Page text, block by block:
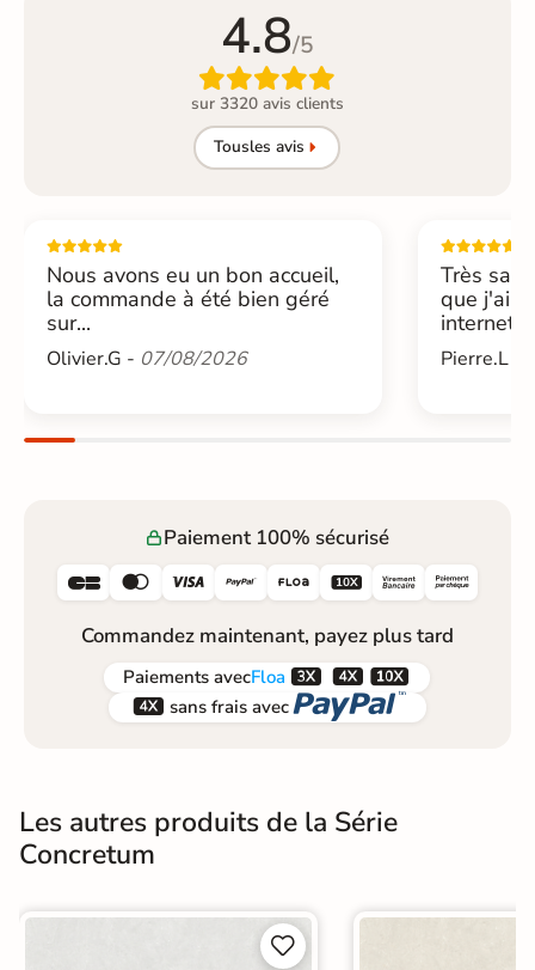
4.8/5

sur 3320 avis clients
Tousles avis
Nous avons eu un bon accueil,
la commande à été bien géré
sur...
Olivier.G - 07/08/2026
Très
que j'ai
internet....
Pierre.L -
Paiement 100% sécurisé
     
Commandez maintenant, payez plus tard
Paiements avecFloa  
 sans frais avec 
Les autres produits de la Série
Concretum

